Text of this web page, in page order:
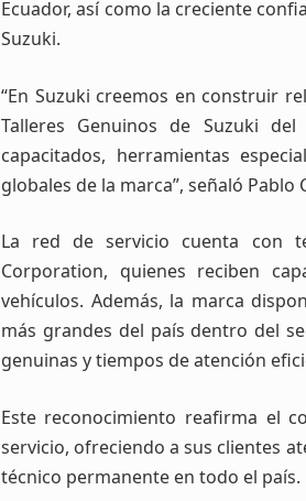
Ecuador, así como la creciente
Suzuki.
“En Suzuki creemos en construir
Talleres Genuinos de Suzuki
capacitados, herramientas
globales de la marca”, señaló Pablo
La red de servicio cuenta con
Corporation, quienes reciben
vehículos. Además, la marca
más grandes del país dentro del
genuinas y tiempos de atención
Este reconocimiento reafirma el
servicio, ofreciendo a sus clientes
técnico permanente en todo el país.